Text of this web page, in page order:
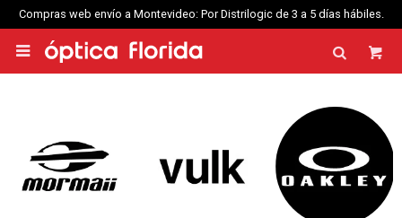
Compras web envío a Montevideo: Por Distrilogic de 3 a 5 días hábiles.
